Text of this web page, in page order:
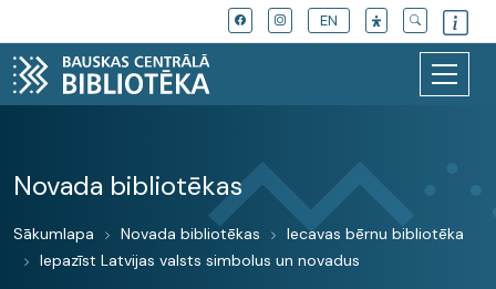
EN
Novada bibliotēkas
Sākumlapa Novada bibliotēkas
Iecavas bērnu bibliotēka
Iepazīst Latvijas valsts simbolus un novadus